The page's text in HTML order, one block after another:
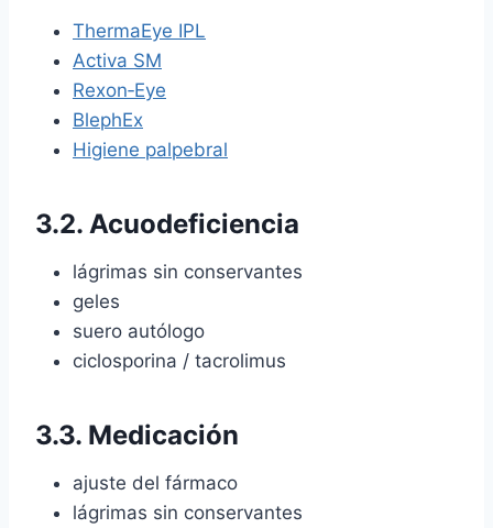
ThermaEye IPL
Activa SM
Rexon‑Eye
BlephEx
Higiene palpebral
3.2. Acuodeficiencia
lágrimas sin conservantes
geles
suero autólogo
ciclosporina / tacrolimus
3.3. Medicación
ajuste del fármaco
lágrimas sin conservantes